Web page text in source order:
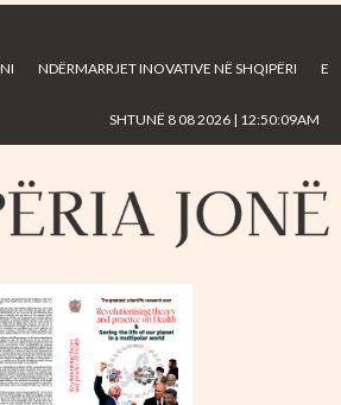
NDËRMARRJET INOVATIVE NË SHQIPËRI E
SHTUNË 8 08 2026 | 12:50:09AM